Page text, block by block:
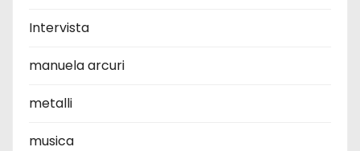
Intervista
manuela arcuri
metalli
musica